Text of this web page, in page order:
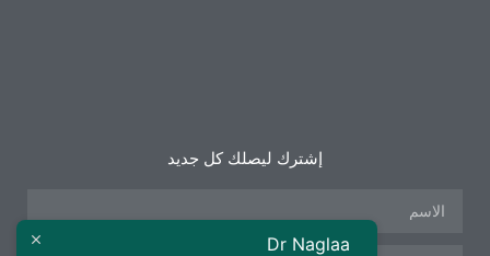
إشترك ليصلك كل جديد
Dr Naglaa